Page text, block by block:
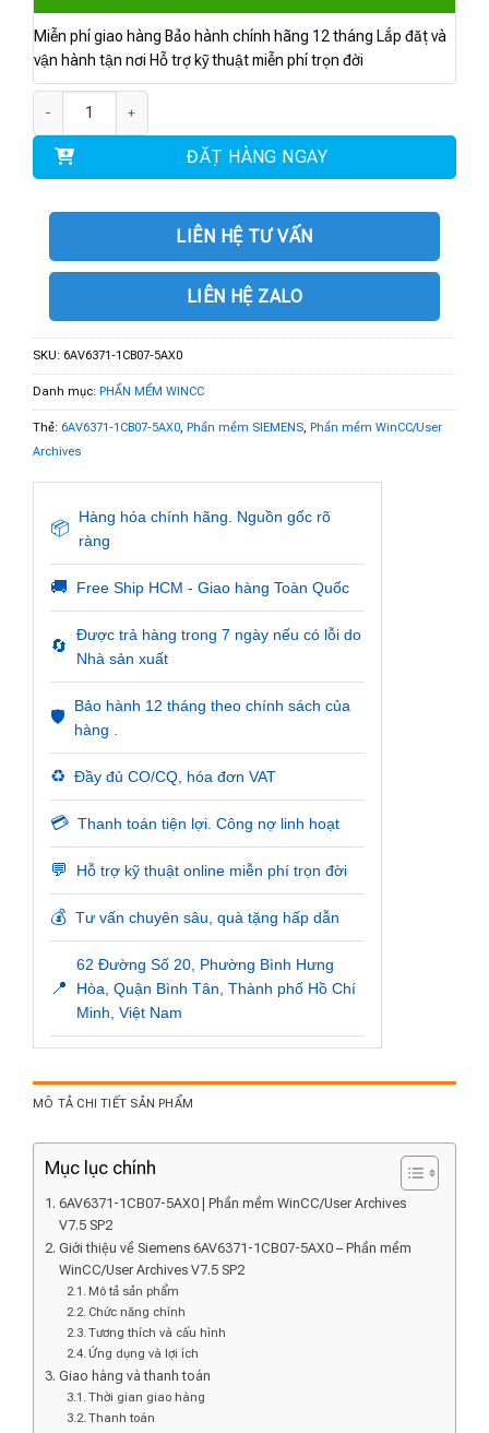
Miễn phí giao hàng Bảo hành chính hãng 12 tháng Lắp đặt và
vận hành tận nơi Hỗ trợ kỹ thuật miễn phí trọn đời
ĐẶT HÀNG NGAY
LIÊN HỆ TƯ VẤN
LIÊN HỆ ZALO
SKU: 6AV6371-1CB07-5AX0
Danh mục: PHẦN MỀM WINCC
Thẻ: 6AV6371-1CB07-5AX0, Phần mềm SIEMENS, Phần mềm WinCC/User
Archives
📦
Hàng hóa chính hãng. Nguồn gốc rõ
ràng
🚚 Free Ship HCM - Giao hàng Toàn Quốc
🔄
Được trả hàng trong 7 ngày nếu có lỗi do
Nhà sản xuất
🛡️
Bảo hành 12 tháng theo chính sách của
hàng .
♻️ Đầy đủ CO/CQ, hóa đơn VAT
💳 Thanh toán tiện lợi. Công nợ linh hoạt
💬 Hỗ trợ kỹ thuật online miễn phí trọn đời
💰 Tư vấn chuyên sâu, quà tặng hấp dẫn
📍
62 Đường Số 20, Phường Bình Hưng
Hòa, Quận Bình Tân, Thành phố Hồ Chí
Minh, Việt Nam
MÔ TẢ CHI TIẾT SẢN PHẨM
Mục lục chính
6AV6371-1CB07-5AX0 | Phần mềm WinCC/User Archives
V7.5 SP2
Giới thiệu về Siemens 6AV6371-1CB07-5AX0 – Phần mềm
WinCC/User Archives V7.5 SP2
Mô tả sản phẩm
Chức năng chính
Tương thích và cấu hình
Ứng dụng và lợi ích
Giao hàng và thanh toán
Thời gian giao hàng
Thanh toán